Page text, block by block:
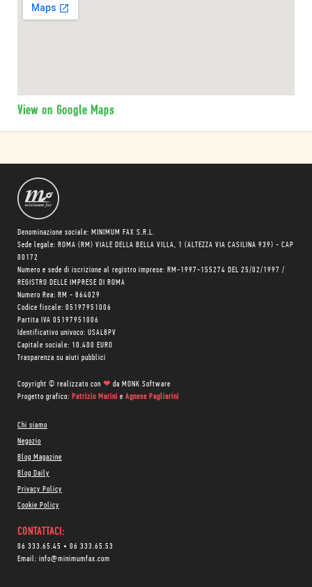
View on Google Maps
Denominazione sociale: MINIMUM FAX S.R.L.
Sede legale: ROMA (RM) VIALE DELLA BELLA VILLA, 1 (ALTEZZA VIA CASILINA 939) - CAP
00172
Numero e sede di iscrizione al registro imprese: RM-1997-155274 DEL 25/02/1997 /
REGISTRO DELLE IMPRESE DI ROMA
Numero Rea: RM - 864029
Codice fiscale: 05197951006
Partita IVA 05197951006
Identificativo univoco: USAL8PV
Capitale sociale: 10.400 EURO
Trasparenza su aiuti pubblici
Copyright © realizzato con ❤ da MONK Software
Progetto grafico: Patrizio Marini e Agnese Pagliarini
Chi siamo
Negozio
Blog Magazine
Blog Daily
Privacy Policy
Cookie Policy
CONTATTACI:
06 333.65.45 • 06 333.65.53
Email: info@minimumfax.com